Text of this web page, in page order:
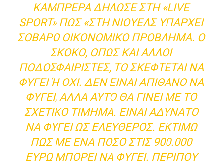
ΚΑΜΠΡΈΡΑ ΔΉΛΩΣΕ ΣΤΗ «LIVE
SPORT» ΠΩΣ «ΣΤΗ ΝΙΟΎΕΛΣ ΥΠΆΡΧΕΙ
ΣΟΒΑΡΌ ΟΙΚΟΝΟΜΙΚΌ ΠΡΌΒΛΗΜΑ. Ο
ΣΚΌΚΟ, ΌΠΩΣ ΚΑΙ ΆΛΛΟΙ
ΠΟΔΟΣΦΑΙΡΙΣΤΈΣ, ΤΟ ΣΚΈΦΤΕΤΑΙ ΝΑ
ΦΎΓΕΙ Ή ΌΧΙ. ΔΕΝ ΕΊΝΑΙ ΑΠΊΘΑΝΟ ΝΑ Φ
ΎΓΕΙ, ΑΛΛΆ ΑΥΤΌ ΘΑ ΓΊΝΕΙ ΜΕ ΤΟ Σ
ΧΕΤΙΚΌ ΤΊΜΗΜΑ. ΕΊΝΑΙ ΑΔΎΝΑΤΟ Ν
Α ΦΎΓΕΙ ΩΣ ΕΛΕΎΘΕΡΟΣ. ΕΚΤΙΜΏ Π
ΩΣ ΜΕ ΈΝΑ ΠΟΣΌ ΣΤΙΣ 900.000 Ε
ΥΡΏ ΜΠΟΡΕΊ ΝΑ ΦΎΓΕΙ. ΠΕΡΊΠΟΥ Τ